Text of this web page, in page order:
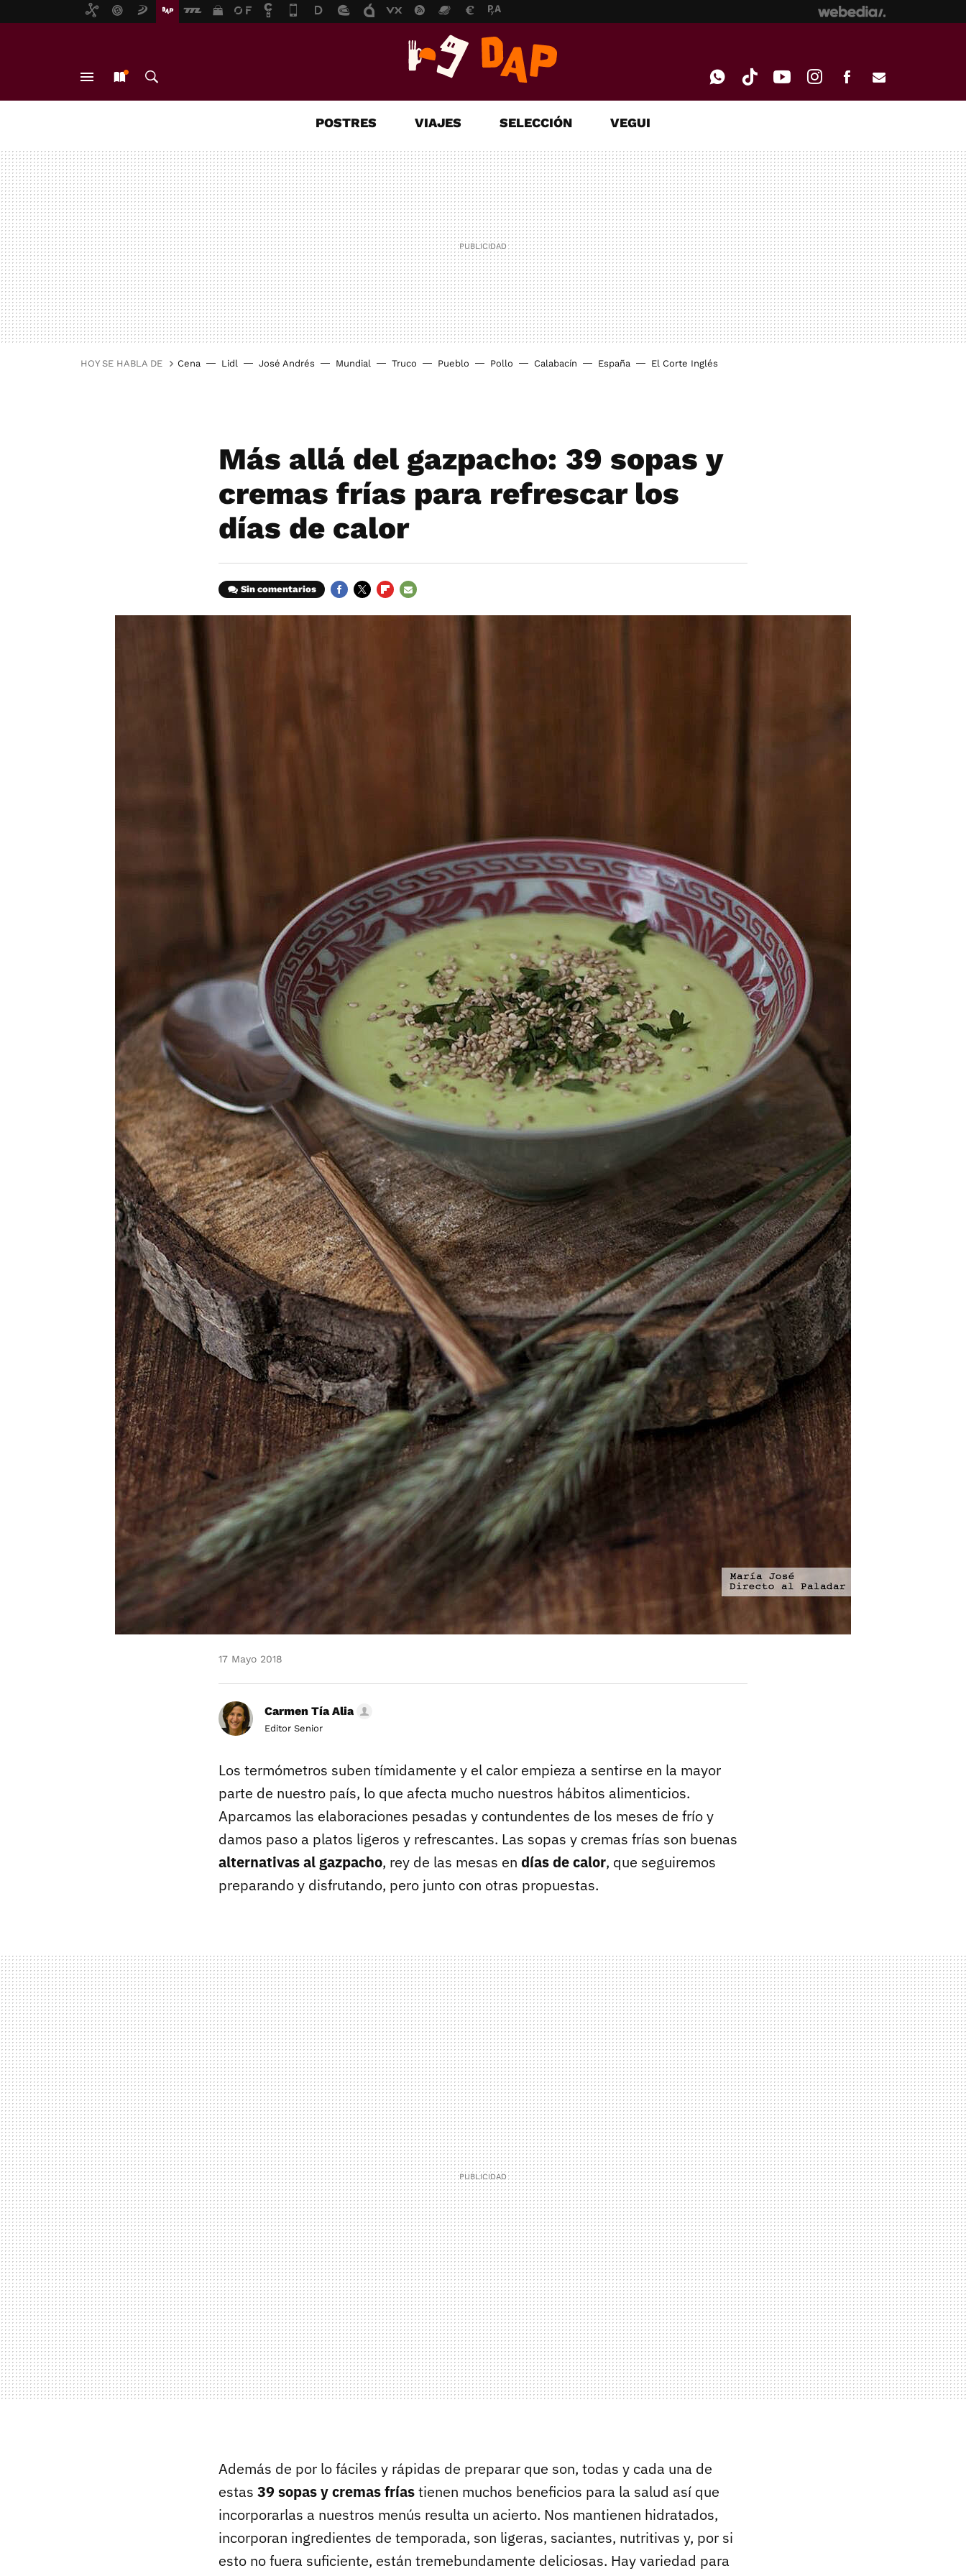
MAIL
POSTRES VIAJES SELECCIÓN VEGUI
HOY SE HABLA DE Cena Lidl José Andrés Mundial Truco Pueblo Pollo Calabacín España El Corte Inglés
Más allá del gazpacho: 39 sopas y
cremas frías para refrescar los
días de calor
Sin comentarios
17 Mayo 2018
Carmen Tía Alia
Editor Senior
Los termómetros suben tímidamente y el calor empieza a sentirse en la mayor
parte de nuestro país, lo que afecta mucho nuestros hábitos alimenticios.
Aparcamos las elaboraciones pesadas y contundentes de los meses de frío y
damos paso a platos ligeros y refrescantes. Las sopas y cremas frías son buenas
alternativas al gazpacho, rey de las mesas en días de calor, que seguiremos
preparando y disfrutando, pero junto con otras propuestas.
Además de por lo fáciles y rápidas de preparar que son, todas y cada una de
estas 39 sopas y cremas fríastienen muchos beneficios para la salud así que
incorporarlas a nuestros menús resulta un acierto. Nos mantienen hidratados,
incorporan ingredientes de temporada, son ligeras, saciantes, nutritivas y, por si
esto no fuera suficiente, están tremebundamente deliciosas. Hay variedad para